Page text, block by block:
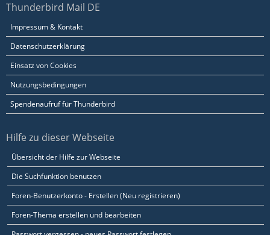
Thunderbird Mail DE
Impressum & Kontakt
Datenschutzerklärung
Einsatz von Cookies
Nutzungsbedingungen
Spendenaufruf für Thunderbird
Hilfe zu dieser Webseite
Übersicht der Hilfe zur Webseite
Die Suchfunktion benutzen
Foren-Benutzerkonto - Erstellen (Neu registrieren)
Foren-Thema erstellen und bearbeiten